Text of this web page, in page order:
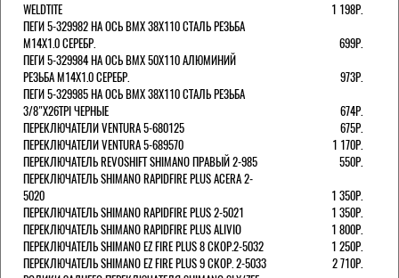
WELDTITE
1 198Р.
ПЕГИ 5-329982 НА ОСЬ BMX 38Х110 СТАЛЬ РЕЗЬБА
М14Х1.0 СЕРЕБР.
699Р.
ПЕГИ 5-329984 НА ОСЬ BMX 50Х110 АЛЮМИНИЙ
РЕЗЬБА М14Х1.0 СЕРЕБР.
973Р.
ПЕГИ 5-329985 НА ОСЬ BMX 38Х110 СТАЛЬ РЕЗЬБА
3/8"Х26TPI ЧЕРНЫЕ
674Р.
ПЕРЕКЛЮЧАТЕЛИ VENTURA 5-680125
675Р.
ПЕРЕКЛЮЧАТЕЛИ VENTURA 5-689570
1 170Р.
ПЕРЕКЛЮЧАТЕЛЬ REVOSHIFT SHIMANO ПРАВЫЙ 2-985
550Р.
ПЕРЕКЛЮЧАТЕЛЬ SHIMANO RAPIDFIRE PLUS ACERA 2-
5020
1 350Р.
ПЕРЕКЛЮЧАТЕЛЬ SHIMANO RAPIDFIRE PLUS 2-5021
1 350Р.
ПЕРЕКЛЮЧАТЕЛЬ SHIMANO RAPIDFIRE PLUS ALIVIO
1 800Р.
ПЕРЕКЛЮЧАТЕЛЬ SHIMANO EZ FIRE PLUS 8 СКОР.2-5032
1 250Р.
ПЕРЕКЛЮЧАТЕЛЬ SHIMANO EZ FIRE PLUS 9 СКОР. 2-5033
2 710Р.